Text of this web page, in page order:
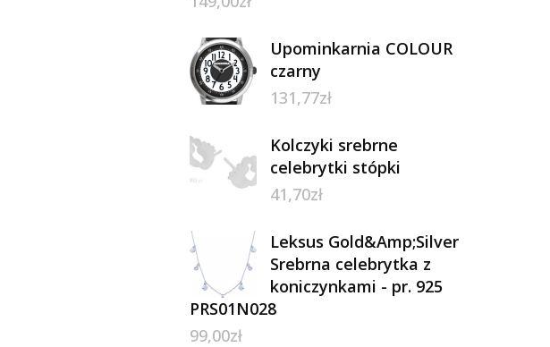
Upominkarnia COLOUR
czarny
131,77zł
Kolczyki srebrne
celebrytki stópki
41,70zł
Leksus Gold&Amp;Silver
Srebrna celebrytka z
koniczynkami - pr. 925
PRS01N028
99,00zł